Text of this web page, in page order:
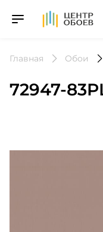
На Главную
Главная Обои
72947-